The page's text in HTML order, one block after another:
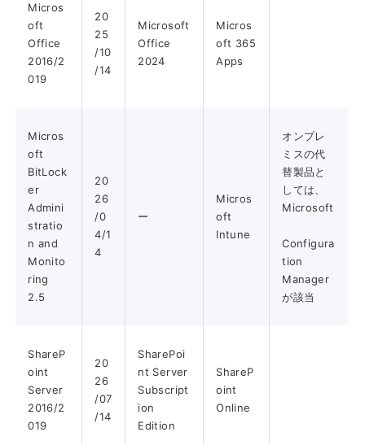
Micros
oft
Office
2016/2
019
20
25
/10
/14
Microsoft
Office
2024
Micros
oft 365
Apps
Micros
oft
BitLock
er
Admini
stratio
n and
Monito
ring
2.5
20
26
/0
4/1
4
ー
Micros
oft
Intune
オンプレ
ミスの代
替製品と
しては、
Microsoft
Configura
tion
Manager
が該当
ShareP
oint
Server
2016/2
019
20
26
/07
/14
SharePoi
nt Server
Subscript
ion
Edition
ShareP
oint
Online